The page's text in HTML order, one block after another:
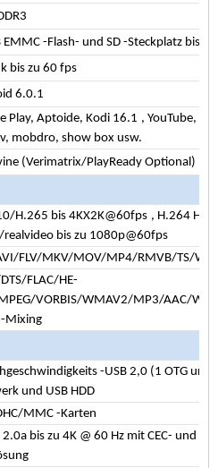
EMMC -Flash- und SD -Steckplatz bis zu
bis zu 60 fps
6.0.1
Play, Aptoide, Kodi 16.1 , YouTube,
mobdro, show box usw.
(Verimatrix/PlayReady Optional)
H.265 bis 4KX2K@60fps , H.264
bis zu 1080p@60fps
FLV/MKV/MOV/MP4/RMVB/TS/
FLAC/HE-
VORBIS/WMAV2/MP3/AAC/
Mixing
-USB 2,0 (1 OTG
und USB HDD
MMC -Karten
2.0a bis zu 4K @ 60 Hz mit CEC- und